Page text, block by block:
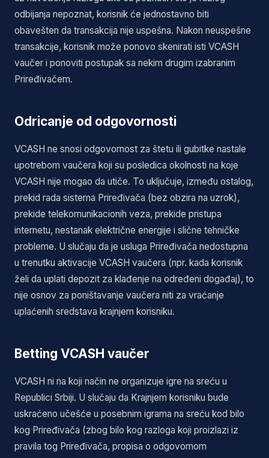
odbijanja nepoznat, korisnik će jednostavno biti
obavešten da transakcija nije uspešna. Nakon neuspešne
transakcije, korisnik može ponovo skenirati isti VCASH
vaučer i ponoviti postupak sa nekim drugim izabranim
Priređivačem.
Odricanje od odgovornosti
VCASH ne snosi odgovornost za štetu ili gubitke nastale
upotrebom vaučera koji su posledica okolnosti na koje
VCASH nije mogao da utiče. To uključuje, između ostalog,
prekid rada sistema Priređivača (bez obzira na uzrok),
prekide telekomunikacionih veza, prekide pristupa
internetu, nestanak električne energije i slične tehničke
probleme. U slučaju da je usluga Priređivača nedostupna
u trenutku aktivacije VCASH vaučera (npr. kada korisnik
želi da uplati depozit za klađenje na određeni događaj), to
nije osnov za poništavanje vaučera niti za vraćanje
uplaćenih sredstava krajnjem korisniku.
Betting VCASH vaučer
VCASH ni na koji način ne organizuje igre na sreću u
Republici Srbiji. U slučaju da Krajnjem korisniku bude
uskraćeno učešće u posebnim igrama na sreću kod bilo
kog Priređivača (zbog bilo kog razloga koji proizlazi iz
pravila tog Priređivača, propisa o odgovornom